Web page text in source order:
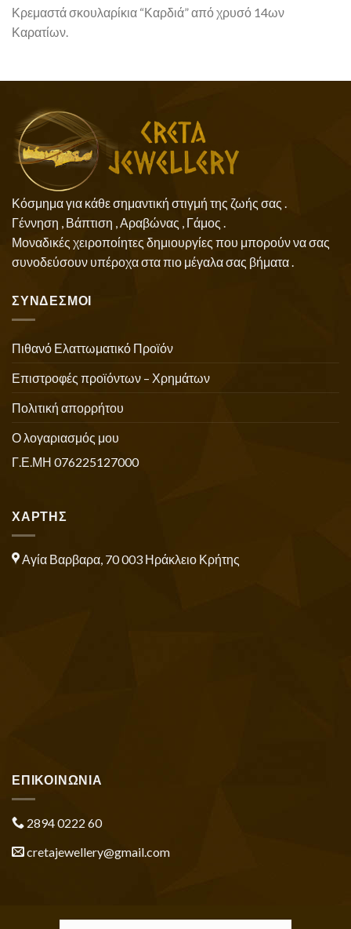
Κρεμαστά σκουλαρίκια “Καρδιά” από χρυσό 14ων
Καρατίων.
Κόσμημα για κάθε σημαντική στιγμή της ζωής σας .
Γέννηση , Βάπτιση , Αραβώνας , Γάμος .
Μοναδικές χειροποίητες δημιουργίες που μπορούν να σας
συνοδεύσουν υπέροχα στα πιο μέγαλα σας βήματα .
ΣΥΝΔΕΣΜΟΙ
Πιθανό Ελαττωματικό Προϊόν
Επιστροφές προϊόντων – Χρημάτων
Πολιτική απορρήτου
Ο λογαριασμός μου
Γ.Ε.ΜΗ 076225127000
ΧΑΡΤΗΣ
Αγία Βαρβαρα, 70 003 Ηράκλειο Κρήτης
ΕΠΙΚΟΙΝΩΝΙΑ
2894 0222 60
cretajewellery@gmail.com